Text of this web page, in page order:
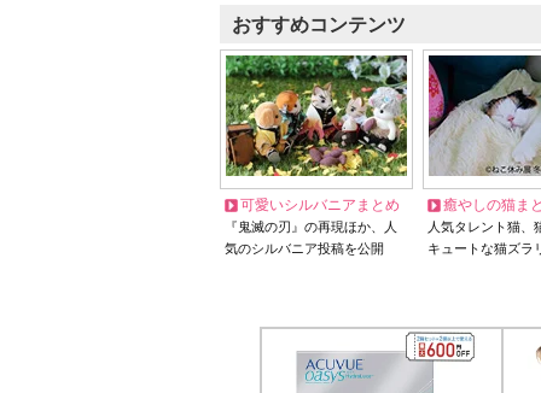
おすすめコンテンツ
可愛いシルバニアまとめ
『鬼滅の刃』の再現ほか、人
気のシルバニア投稿を公開
癒やしの猫ま
人気タレント猫
キュートな猫ズラ